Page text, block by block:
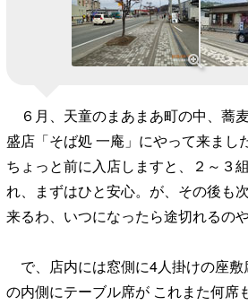
６月、天童のまあまあ町の中、蕎
盛店「そば処 一庵」にやって来まし
ちょっと前に入店しますと、２～３
れ、まずはひと安心。が、その後も
来るわ、いつになったら途切れるのや
で、店内には窓側に4人掛けの座
の内側にテーブル席が これまた何席